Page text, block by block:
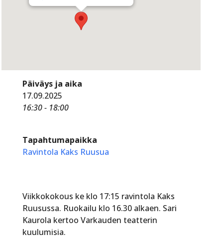
Päiväys ja aika
17.09.2025
16:30 - 18:00
Tapahtumapaikka
Ravintola Kaks Ruusua
Viikkokokous ke klo 17:15 ravintola Kaks
Ruusussa. Ruokailu klo 16.30 alkaen. Sari
Kaurola kertoo Varkauden teatterin
kuulumisia.